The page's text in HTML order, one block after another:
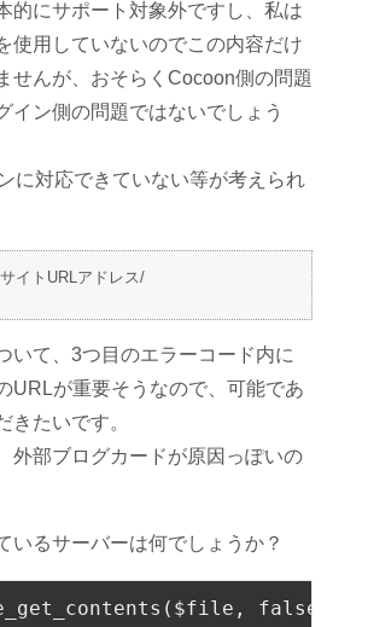
的にサポート対象外ですし、私は
使用していないのでこの内容だけ
せんが、おそらくCocoon側の問題
イン側の問題ではないでしょう
に対応できていない等が考えられ
イトURLアドレス/
いて、3つ目のエラーコード内に
URLが重要そうなので、可能であ
きたいです。
外部ブログカードが原因っぽいの
いるサーバーは何でしょうか？
_get_contents ( $file , false